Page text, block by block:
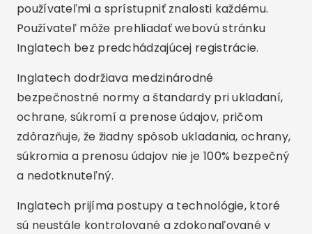
používateľmi a sprístupniť znalosti každému.
Používateľ môže prehliadať webovú stránku
Inglatech bez predchádzajúcej registrácie.
Inglatech dodržiava medzinárodné
bezpečnostné normy a štandardy pri ukladaní,
ochrane, súkromí a prenose údajov, pričom
zdôrazňuje, že žiadny spôsob ukladania, ochrany,
súkromia a prenosu údajov nie je 100% bezpečný
a nedotknuteľný.
Inglatech prijíma postupy a technológie, ktoré
sú neustále kontrolované a zdokonaľované v